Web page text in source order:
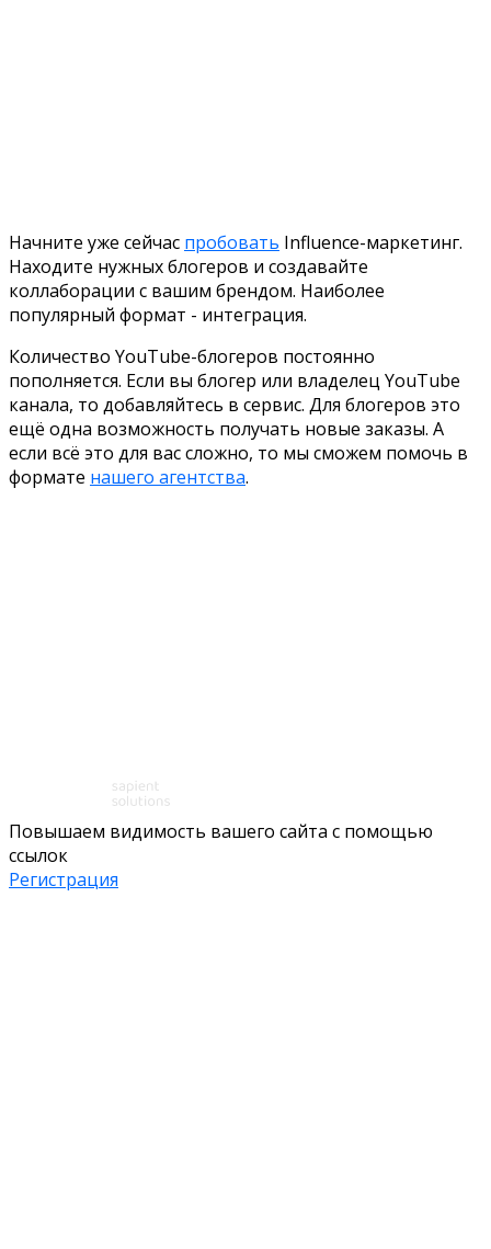
Начните уже сейчас пробовать Influence-маркетинг.
Находите нужных блогеров и создавайте
коллаборации с вашим брендом. Наиболее
популярный формат - интеграция.
Количество YouTube-блогеров постоянно
пополняется. Если вы блогер или владелец YouTube
канала, то добавляйтесь в сервис. Для блогеров это
ещё одна возможность получать новые заказы. А
если всё это для вас сложно, то мы сможем помочь в
формате нашего агентства.
Повышаем видимость вашего сайта с помощью
ссылок
Регистрация